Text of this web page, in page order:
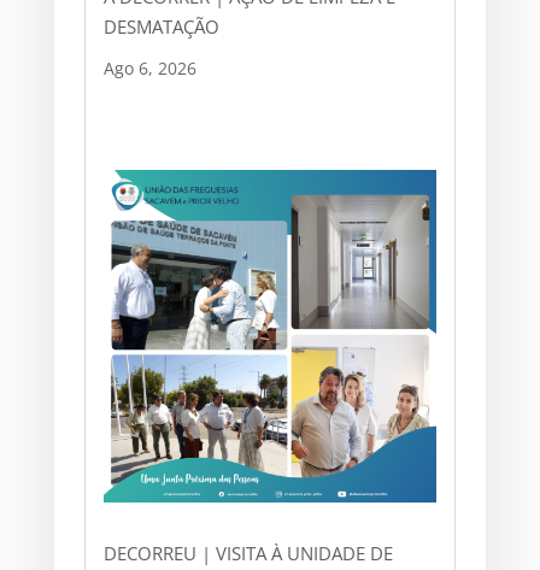
DESMATAÇÃO
Ago 6, 2026
DECORREU | VISITA À UNIDADE DE